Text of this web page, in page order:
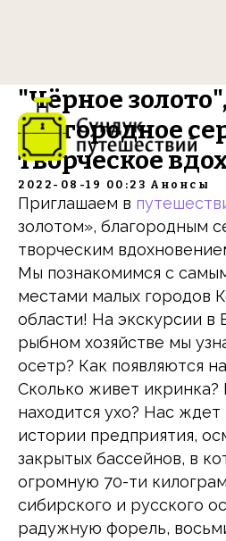
"Чёрное золото",
благородное
творческое
2022-08-19 00:23 Анонсы
Приглашаем в
золотом», благородным
творческим
Мы познакомимся с
местами малых городов
области! На экскурсии в
рыбном хозяйстве мы
осетр? Как появляются
Сколько живет икринка?
находится ухо? Нас ждет
истории предприятия,
закрытых бассейнов, в
огромную 70-ти
сибирского и русского
радужную форель,